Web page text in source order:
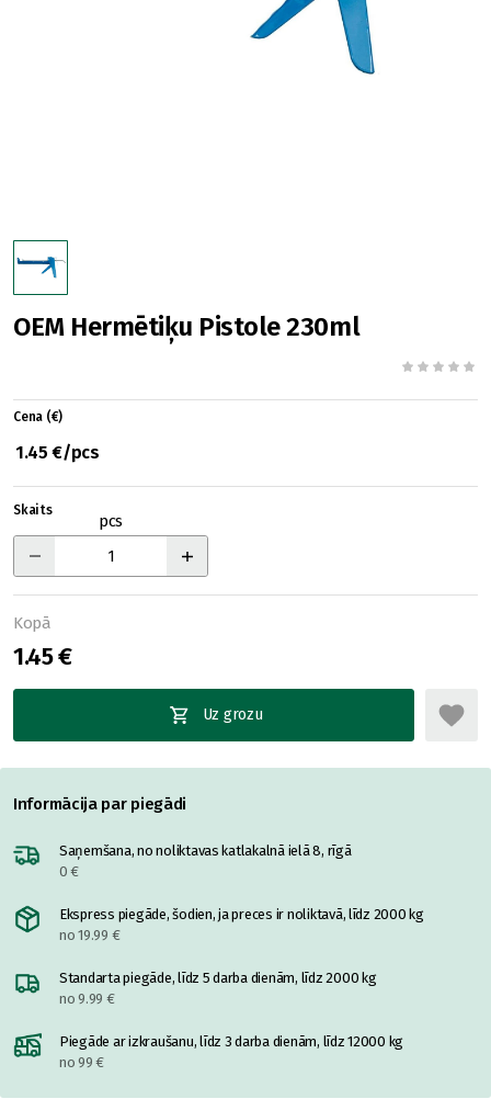
OEM Hermētiķu Pistole 230ml
Cena (€)
1.45 €/pcs
Skaits
pcs
Kopā
1.45 €
Uz grozu
Informācija par piegādi
Saņemšana, no noliktavas katlakalnā ielā 8, rīgā
0 €
Ekspress piegāde, šodien, ja preces ir noliktavā, līdz 2000 kg
no 19.99 €
Standarta piegāde, līdz 5 darba dienām, līdz 2000 kg
no 9.99 €
Piegāde ar izkraušanu, līdz 3 darba dienām, līdz 12000 kg
no 99 €